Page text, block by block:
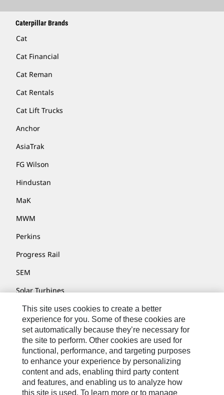
Caterpillar Brands
Cat
Cat Financial
Cat Reman
Cat Rentals
Cat Lift Trucks
Anchor
AsiaTrak
FG Wilson
Hindustan
MaK
MWM
Perkins
Progress Rail
SEM
Solar Turbines
SPM Oil & Gas
Turner Powertrain Systems
Contact
Site Map
This site uses cookies to create a better
experience for you. Some of these cookies are
set automatically because they’re necessary for
the site to perform. Other cookies are used for
functional, performance, and targeting purposes
to enhance your experience by personalizing
content and ads, enabling third party content
and features, and enabling us to analyze how
this site is used. To learn more or to manage